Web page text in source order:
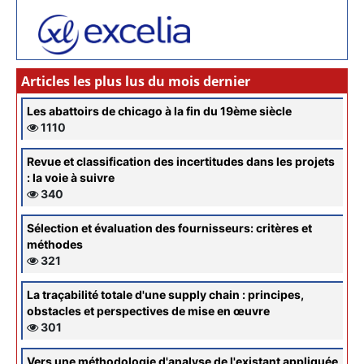
Articles les plus lus du mois dernier
Les abattoirs de chicago à la fin du 19ème siècle
1110
Revue et classification des incertitudes dans les projets
: la voie à suivre
340
Sélection et évaluation des fournisseurs: critères et
méthodes
321
La traçabilité totale d'une supply chain : principes,
obstacles et perspectives de mise en œuvre
301